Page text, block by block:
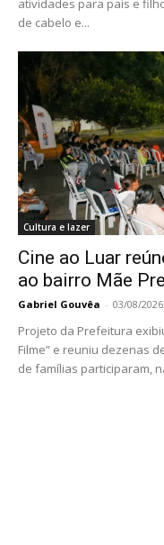
atividades para pais e
de cabelo e...
Cultura e lazer
Cine ao Luar
ao bairro Mãe
Gabriel Gouvêa - 03/08/2026
Projeto da Prefeitura
Filme” e reuniu dezenas
de famílias participaram,